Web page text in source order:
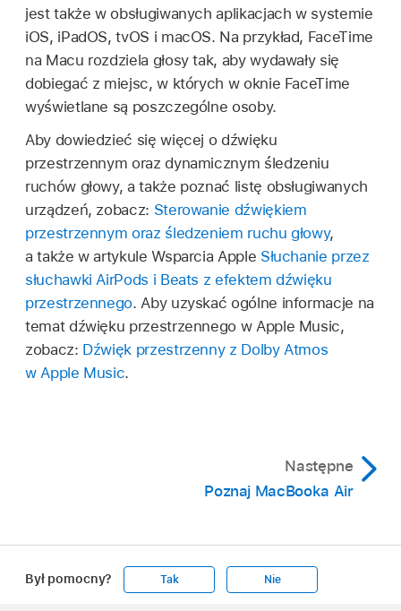
jest także w obsługiwanych aplikacjach w systemie
iOS, iPadOS, tvOS i macOS. Na przykład, FaceTime
na Macu rozdziela głosy tak, aby wydawały się
dobiegać z miejsc, w których w oknie FaceTime
wyświetlane są poszczególne osoby.
Aby dowiedzieć się więcej o dźwięku
przestrzennym oraz dynamicznym śledzeniu
ruchów głowy, a także poznać listę obsługiwanych
urządzeń, zobacz: Sterowanie dźwiękiem
przestrzennym oraz śledzeniem ruchu głowy,
a także w artykule Wsparcia Apple Słuchanie przez
słuchawki AirPods i Beats z efektem dźwięku
przestrzennego. Aby uzyskać ogólne informacje na
temat dźwięku przestrzennego w Apple Music,
zobacz: Dźwięk przestrzenny z Dolby Atmos
w Apple Music.
Następne
Poznaj MacBooka Air
Był pomocny? Tak Nie